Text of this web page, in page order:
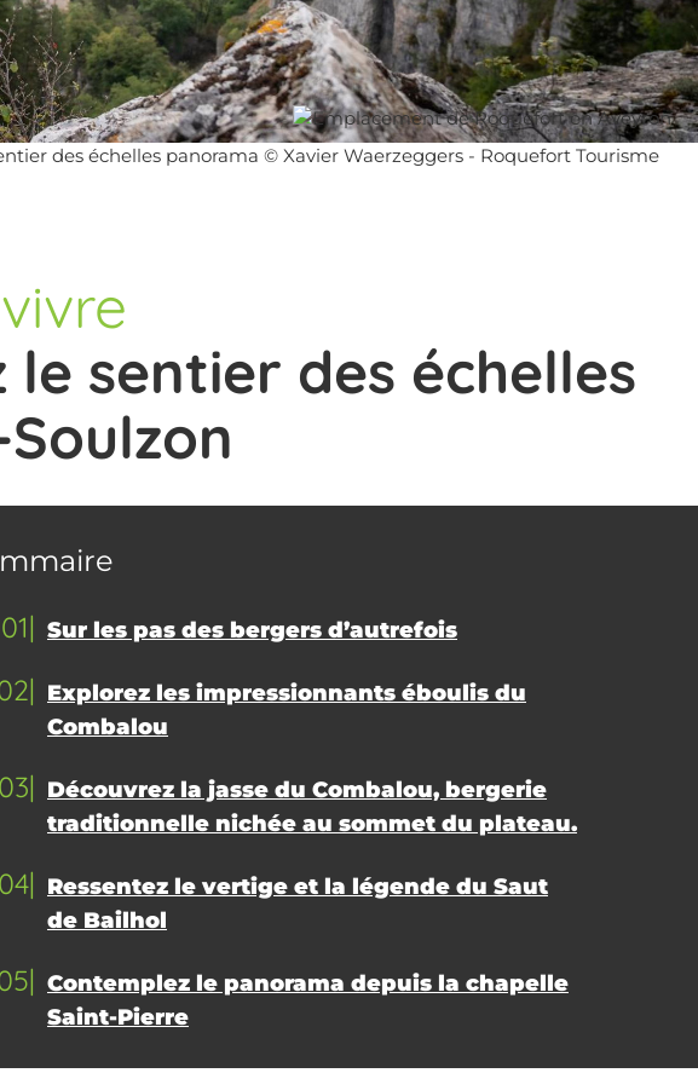
des échelles panorama © Xavier Waerzeggers - Roquefort Tourisme
sentier des échelles
01
Sur les pas des bergers d’autrefois
Explorez les impressionnants éboulis du
Combalou
03
Découvrez la jasse du Combalou, bergerie
traditionnelle nichée au sommet du plateau.
04
Ressentez le vertige et la légende du Saut
de Bailhol
Contemplez le panorama depuis la chapelle
Saint-Pierre